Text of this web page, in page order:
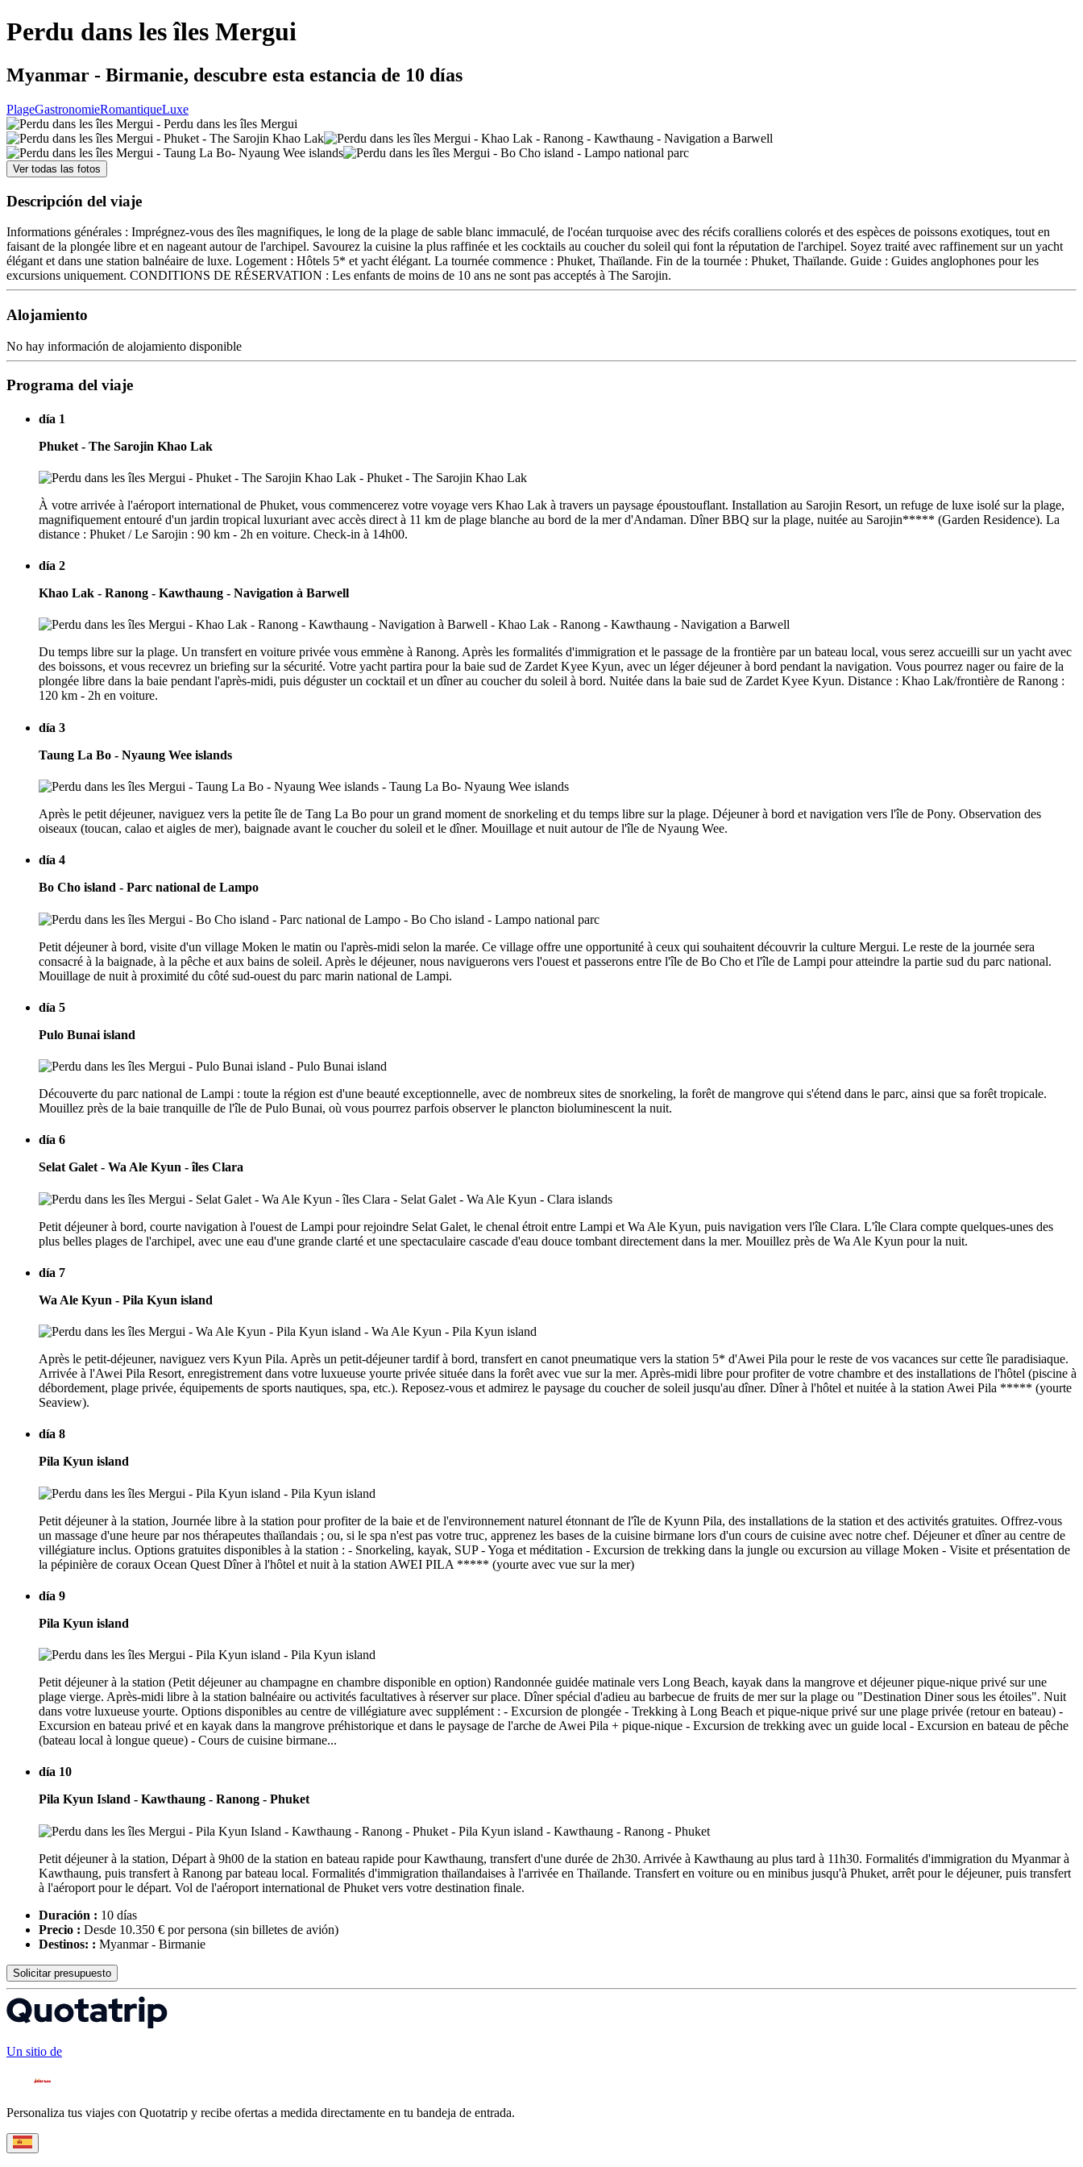
Perdu dans les îles Mergui
Myanmar - Birmanie, descubre esta estancia de 10 días
PlageGastronomieRomantiqueLuxe
Ver todas las fotos
Descripción del viaje
Informations générales : Imprégnez-vous des îles magnifiques, le long de la plage de sable blanc immaculé, de l'océan turquoise avec des récifs coralliens colorés et des espèces de poissons exotiques, tout en
faisant de la plongée libre et en nageant autour de l'archipel. Savourez la cuisine la plus raffinée et les cocktails au coucher du soleil qui font la réputation de l'archipel. Soyez traité avec raffinement sur un yacht
élégant et dans une station balnéaire de luxe. Logement : Hôtels 5* et yacht élégant. La tournée commence : Phuket, Thaïlande. Fin de la tournée : Phuket, Thaïlande. Guide : Guides anglophones pour les
excursions uniquement. CONDITIONS DE RÉSERVATION : Les enfants de moins de 10 ans ne sont pas acceptés à The Sarojin.
Alojamiento
No hay información de alojamiento disponible
Programa del viaje
día 1
Phuket - The Sarojin Khao Lak
À votre arrivée à l'aéroport international de Phuket, vous commencerez votre voyage vers Khao Lak à travers un paysage époustouflant. Installation au Sarojin Resort, un refuge de luxe isolé sur la plage,
magnifiquement entouré d'un jardin tropical luxuriant avec accès direct à 11 km de plage blanche au bord de la mer d'Andaman. Dîner BBQ sur la plage, nuitée au Sarojin***** (Garden Residence). La
distance : Phuket / Le Sarojin : 90 km - 2h en voiture. Check-in à 14h00.
día 2
Khao Lak - Ranong - Kawthaung - Navigation à Barwell
Du temps libre sur la plage. Un transfert en voiture privée vous emmène à Ranong. Après les formalités d'immigration et le passage de la frontière par un bateau local, vous serez accueilli sur un yacht avec
des boissons, et vous recevrez un briefing sur la sécurité. Votre yacht partira pour la baie sud de Zardet Kyee Kyun, avec un léger déjeuner à bord pendant la navigation. Vous pourrez nager ou faire de la
plongée libre dans la baie pendant l'après-midi, puis déguster un cocktail et un dîner au coucher du soleil à bord. Nuitée dans la baie sud de Zardet Kyee Kyun. Distance : Khao Lak/frontière de Ranong :
120 km - 2h en voiture.
día 3
Taung La Bo - Nyaung Wee islands
Après le petit déjeuner, naviguez vers la petite île de Tang La Bo pour un grand moment de snorkeling et du temps libre sur la plage. Déjeuner à bord et navigation vers l'île de Pony. Observation des
oiseaux (toucan, calao et aigles de mer), baignade avant le coucher du soleil et le dîner. Mouillage et nuit autour de l'île de Nyaung Wee.
día 4
Bo Cho island - Parc national de Lampo
Petit déjeuner à bord, visite d'un village Moken le matin ou l'après-midi selon la marée. Ce village offre une opportunité à ceux qui souhaitent découvrir la culture Mergui. Le reste de la journée sera
consacré à la baignade, à la pêche et aux bains de soleil. Après le déjeuner, nous naviguerons vers l'ouest et passerons entre l'île de Bo Cho et l'île de Lampi pour atteindre la partie sud du parc national.
Mouillage de nuit à proximité du côté sud-ouest du parc marin national de Lampi.
día 5
Pulo Bunai island
Découverte du parc national de Lampi : toute la région est d'une beauté exceptionnelle, avec de nombreux sites de snorkeling, la forêt de mangrove qui s'étend dans le parc, ainsi que sa forêt tropicale.
Mouillez près de la baie tranquille de l'île de Pulo Bunai, où vous pourrez parfois observer le plancton bioluminescent la nuit.
día 6
Selat Galet - Wa Ale Kyun - îles Clara
Petit déjeuner à bord, courte navigation à l'ouest de Lampi pour rejoindre Selat Galet, le chenal étroit entre Lampi et Wa Ale Kyun, puis navigation vers l'île Clara. L'île Clara compte quelques-unes des
plus belles plages de l'archipel, avec une eau d'une grande clarté et une spectaculaire cascade d'eau douce tombant directement dans la mer. Mouillez près de Wa Ale Kyun pour la nuit.
día 7
Wa Ale Kyun - Pila Kyun island
Après le petit-déjeuner, naviguez vers Kyun Pila. Après un petit-déjeuner tardif à bord, transfert en canot pneumatique vers la station 5* d'Awei Pila pour le reste de vos vacances sur cette île paradisiaque.
Arrivée à l'Awei Pila Resort, enregistrement dans votre luxueuse yourte privée située dans la forêt avec vue sur la mer. Après-midi libre pour profiter de votre chambre et des installations de l'hôtel (piscine à
débordement, plage privée, équipements de sports nautiques, spa, etc.). Reposez-vous et admirez le paysage du coucher de soleil jusqu'au dîner. Dîner à l'hôtel et nuitée à la station Awei Pila ***** (yourte
Seaview).
día 8
Pila Kyun island
Petit déjeuner à la station, Journée libre à la station pour profiter de la baie et de l'environnement naturel étonnant de l'île de Kyunn Pila, des installations de la station et des activités gratuites. Offrez-vous
un massage d'une heure par nos thérapeutes thaïlandais ; ou, si le spa n'est pas votre truc, apprenez les bases de la cuisine birmane lors d'un cours de cuisine avec notre chef. Déjeuner et dîner au centre de
villégiature inclus. Options gratuites disponibles à la station : - Snorkeling, kayak, SUP - Yoga et méditation - Excursion de trekking dans la jungle ou excursion au village Moken - Visite et présentation de
la pépinière de coraux Ocean Quest Dîner à l'hôtel et nuit à la station AWEI PILA ***** (yourte avec vue sur la mer)
día 9
Pila Kyun island
Petit déjeuner à la station (Petit déjeuner au champagne en chambre disponible en option) Randonnée guidée matinale vers Long Beach, kayak dans la mangrove et déjeuner pique-nique privé sur une
plage vierge. Après-midi libre à la station balnéaire ou activités facultatives à réserver sur place. Dîner spécial d'adieu au barbecue de fruits de mer sur la plage ou "Destination Diner sous les étoiles". Nuit
dans votre luxueuse yourte. Options disponibles au centre de villégiature avec supplément : - Excursion de plongée - Trekking à Long Beach et pique-nique privé sur une plage privée (retour en bateau) -
Excursion en bateau privé et en kayak dans la mangrove préhistorique et dans le paysage de l'arche de Awei Pila + pique-nique - Excursion de trekking avec un guide local - Excursion en bateau de pêche
(bateau local à longue queue) - Cours de cuisine birmane...
día 10
Pila Kyun Island - Kawthaung - Ranong - Phuket
Petit déjeuner à la station, Départ à 9h00 de la station en bateau rapide pour Kawthaung, transfert d'une durée de 2h30. Arrivée à Kawthaung au plus tard à 11h30. Formalités d'immigration du Myanmar à
Kawthaung, puis transfert à Ranong par bateau local. Formalités d'immigration thaïlandaises à l'arrivée en Thaïlande. Transfert en voiture ou en minibus jusqu'à Phuket, arrêt pour le déjeuner, puis transfert
à l'aéroport pour le départ. Vol de l'aéroport international de Phuket vers votre destination finale.
Duración : 10 días
Precio : Desde 10.350 € por persona (sin billetes de avión)
Destinos: : Myanmar - Birmanie
Solicitar presupuesto
Un sitio de
Personaliza tus viajes con Quotatrip y recibe ofertas a medida directamente en tu bandeja de entrada.